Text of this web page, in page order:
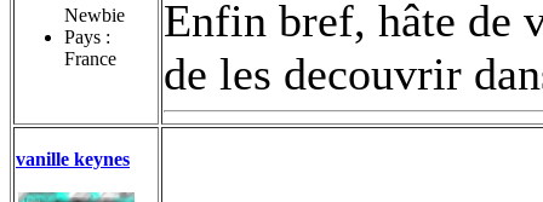
Newbie
Pays :
France
Enfin bref, hâte de
de les decouvrir
vanille keynes